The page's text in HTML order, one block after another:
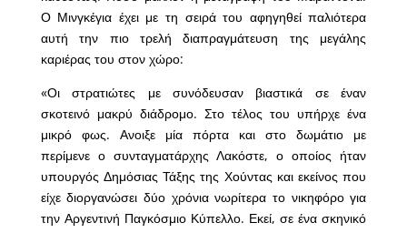
Ο Μινγκέγια έχει με τη σειρά του αφηγηθεί παλιότερα
αυτή την πιο τρελή διαπραγμάτευση της μεγάλης
καριέρας του στον χώρο:
«Οι στρατιώτες με συνόδευσαν βιαστικά σε έναν
σκοτεινό μακρύ διάδρομο. Στο τέλος του υπήρχε ένα
μικρό φως. Ανοιξε μία πόρτα και στο δωμάτιο με
περίμενε ο συνταγματάρχης Λακόστε, ο οποίος ήταν
υπουργός Δημόσιας Τάξης της Χούντας και εκείνος που
είχε διοργανώσει δύο χρόνια νωρίτερα το νικηφόρο για
την Αργεντινή Παγκόσμιο Κύπελλο. Εκεί, σε ένα σκηνικό